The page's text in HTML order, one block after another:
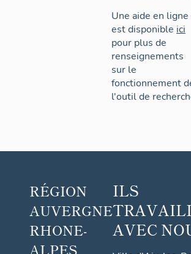
Une aide en ligne
est disponible ici
pour plus de
renseignements
sur le
fonctionnement
l'outil de
RÉGION
AUVERGNE
RHONE-
ALPES
ILS
AVEC